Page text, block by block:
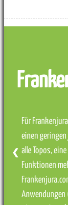
Für
einen
alle Topos,
Funktionen
Anwendungen
❮